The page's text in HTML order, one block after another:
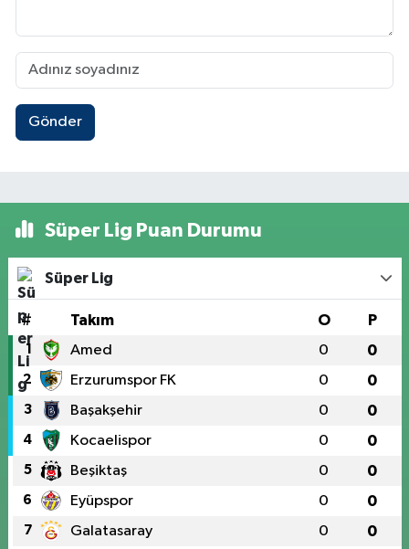
Gönder
Süper Lig Puan Durumu
Süper Lig
# Takım O P
1 Amed 0 0
2 Erzurumspor FK 0 0
3 Başakşehir 0 0
4 Kocaelispor 0 0
5 Beşiktaş 0 0
6 Eyüpspor 0 0
7 Galatasaray 0 0